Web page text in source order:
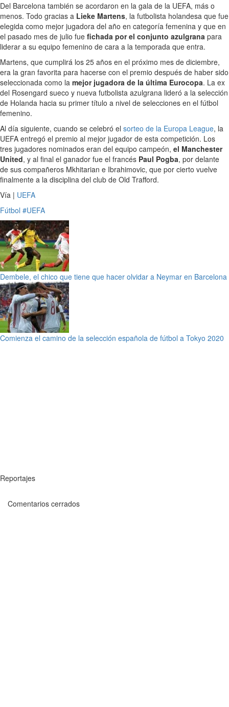
Del Barcelona también se acordaron en la gala de la UEFA, más o
menos. Todo gracias a Lieke Martens, la futbolista holandesa que fue
elegida como mejor jugadora del año en categoría femenina y que en
el pasado mes de julio fue fichada por el conjunto azulgrana para
liderar a su equipo femenino de cara a la temporada que entra.
Martens, que cumplirá los 25 años en el próximo mes de diciembre,
era la gran favorita para hacerse con el premio después de haber sido
seleccionada como la mejor jugadora de la última Eurocopa. La ex
del Rosengard sueco y nueva futbolista azulgrana lideró a la selección
de Holanda hacia su primer título a nivel de selecciones en el fútbol
femenino.
Al día siguiente, cuando se celebró el sorteo de la Europa League, la
UEFA entregó el premio al mejor jugador de esta competición. Los
tres jugadores nominados eran del equipo campeón, el Manchester
United, y al final el ganador fue el francés Paul Pogba, por delante
de sus compañeros Mkhitarian e Ibrahimovic, que por cierto vuelve
finalmente a la disciplina del club de Old Trafford.
Vía | UEFA
Fútbol #UEFA
Dembele, el chico que tiene que hacer olvidar a Neymar en Barcelona
Comienza el camino de la selección española de fútbol a Tokyo 2020
Reportajes
Comentarios cerrados